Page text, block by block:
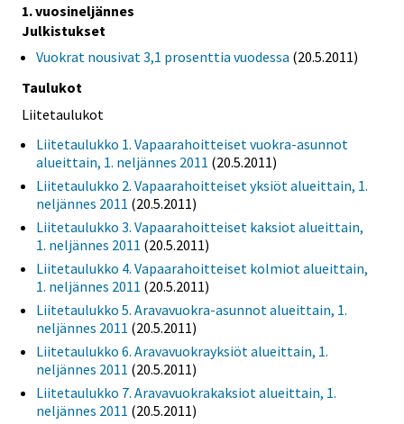
1. vuosineljännes
Julkistukset
Vuokrat nousivat 3,1 prosenttia vuodessa (20.5.2011)
Taulukot
Liitetaulukot
Liitetaulukko 1. Vapaarahoitteiset vuokra-asunnot
alueittain, 1. neljännes 2011 (20.5.2011)
Liitetaulukko 2. Vapaarahoitteiset yksiöt alueittain, 1.
neljännes 2011 (20.5.2011)
Liitetaulukko 3. Vapaarahoitteiset kaksiot alueittain,
1. neljännes 2011 (20.5.2011)
Liitetaulukko 4. Vapaarahoitteiset kolmiot alueittain,
1. neljännes 2011 (20.5.2011)
Liitetaulukko 5. Aravavuokra-asunnot alueittain, 1.
neljännes 2011 (20.5.2011)
Liitetaulukko 6. Aravavuokrayksiöt alueittain, 1.
neljännes 2011 (20.5.2011)
Liitetaulukko 7. Aravavuokrakaksiot alueittain, 1.
neljännes 2011 (20.5.2011)